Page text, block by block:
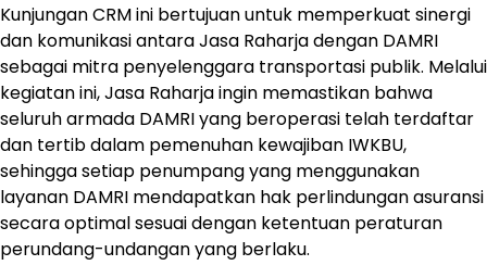
Kunjungan CRM ini bertujuan untuk memperkuat sinergi
dan komunikasi antara Jasa Raharja dengan DAMRI
sebagai mitra penyelenggara transportasi publik. Melalui
kegiatan ini, Jasa Raharja ingin memastikan bahwa
seluruh armada DAMRI yang beroperasi telah terdaftar
dan tertib dalam pemenuhan kewajiban IWKBU,
sehingga setiap penumpang yang menggunakan
layanan DAMRI mendapatkan hak perlindungan asuransi
secara optimal sesuai dengan ketentuan peraturan
perundang-undangan yang berlaku.